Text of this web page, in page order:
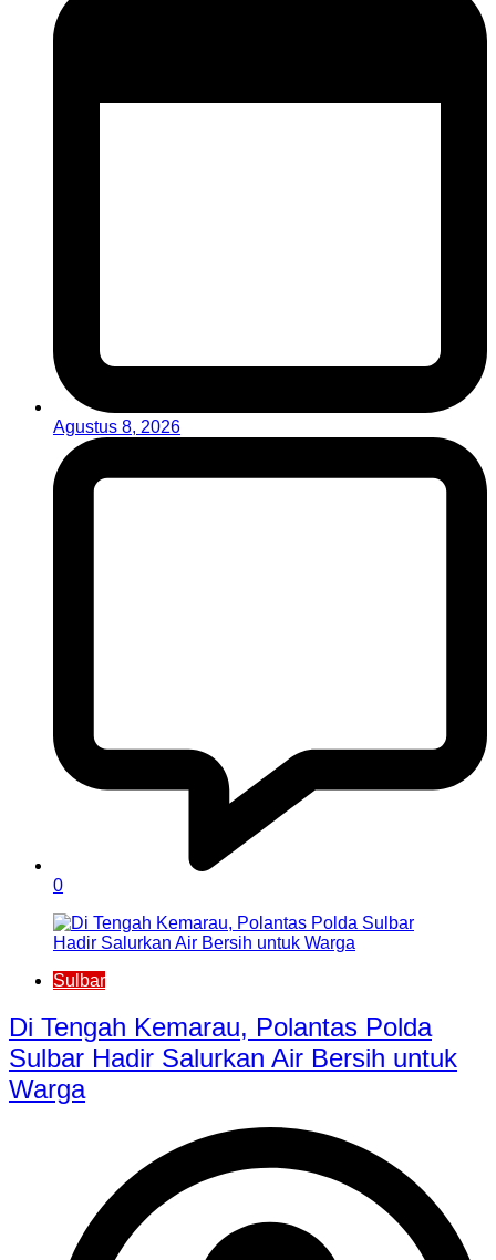
Agustus 8, 2026
0
Sulbar
Di Tengah Kemarau, Polantas Polda
Sulbar Hadir Salurkan Air Bersih untuk
Warga